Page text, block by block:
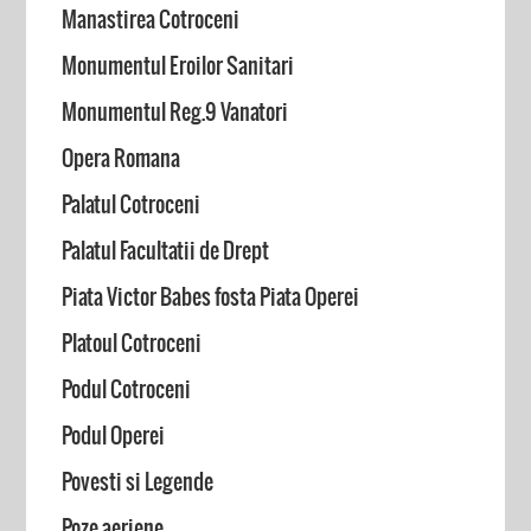
Manastirea Cotroceni
Monumentul Eroilor Sanitari
Monumentul Reg.9 Vanatori
Opera Romana
Palatul Cotroceni
Palatul Facultatii de Drept
Piata Victor Babes fosta Piata Operei
Platoul Cotroceni
Podul Cotroceni
Podul Operei
Povesti si Legende